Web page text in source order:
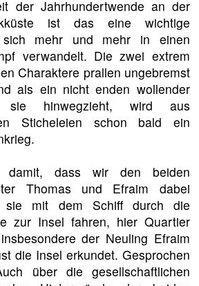
der Jahrhundertwende an der
ist das eine wichtige
mehr und mehr in einen
verwandelt. Die zwei extrem
Charaktere prallen ungebremst
als ein nicht enden wollender
sie hinwegzieht, wird aus
Sticheleien schon bald ein
damit, dass wir den beiden
Thomas und Efraim dabei
sie mit dem Schiff durch die
zur Insel fahren, hier Quartier
der Neuling Efraim
die Insel erkundet. Gesprochen
über die gesellschaftlichen